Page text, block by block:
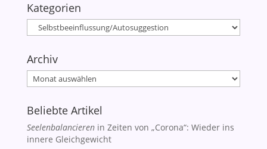
Kategorien
Kategorien
Archiv
Archiv
Beliebte Artikel
Seelenbalancierenin Zeiten von „Corona“: Wieder ins
innere Gleichgewicht